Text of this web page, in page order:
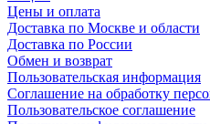
Цены и оплата
Доставка по Москве и области
Доставка по России
Обмен и возврат
Пользовательская информация
Соглашение на обработку
Пользовательское соглашение